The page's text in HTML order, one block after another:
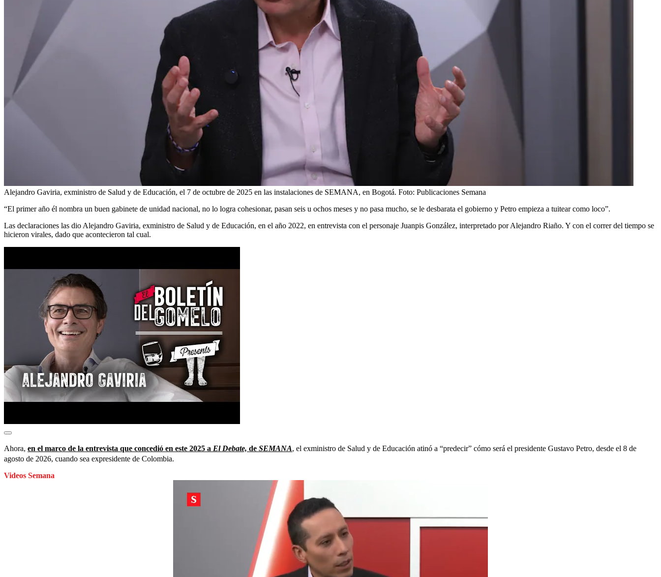
Alejandro Gaviria, exministro de Salud y de Educación, el 7 de octubre de 2025 en las instalaciones de SEMANA, en Bogotá. Foto: Publicaciones Semana
“El primer año él nombra un buen gabinete de unidad nacional, no lo logra cohesionar, pasan seis u ochos meses y no pasa mucho, se le desbarata el gobierno y Petro empieza a tuitear como loco”.
Las declaraciones las dio Alejandro Gaviria, exministro de Salud y de Educación, en el año 2022, en entrevista con el personaje Juanpis González, interpretado por Alejandro Riaño. Y con el correr del tiempo se
hicieron virales, dado que acontecieron tal cual.
Ahora, en el marco de la entrevista que concedió en este 2025 a El Debate, de SEMANA, el exministro de Salud y de Educación atinó a “predecir” cómo será el presidente Gustavo Petro, desde el 8 de
agosto de 2026, cuando sea expresidente de Colombia.
Videos Semana